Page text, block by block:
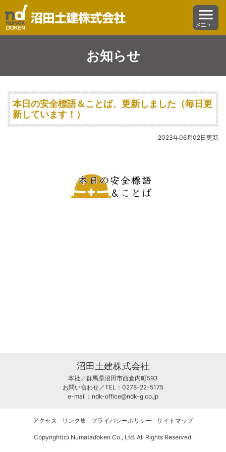
沼田土建株式会社 menu
お知らせ
本日の安全標語＆ことば、更新しました（毎日更
新しています！）
2023年06月02日更新
沼田土建株式会社
本社／群馬県沼田市西倉内町593
お問い合わせ／TEL：0278-22-5175
e-mail： ndk-office@ndk-g.co.jp
アクセス リンク集 プライバシーポリシー サイトマップ
Copyright(c) Numatadoken Co., Ltd. All Rights Reserved.